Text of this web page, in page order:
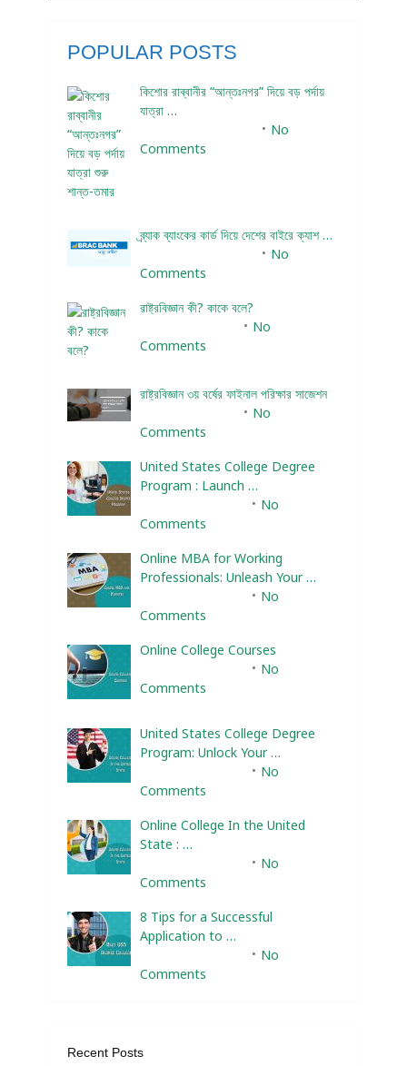
POPULAR POSTS
কিশোর রাব্বানীর “আন্তঃনগর” দিয়ে বড় পর্দায়
যাত্রা …
No
Comments
ব্র্যাক ব্যাংকের কার্ড দিয়ে দেশের বাইরে ক্যাশ …
No
Comments
রাষ্ট্রবিজ্ঞান কী? কাকে বলে?
No
Comments
রাষ্ট্রবিজ্ঞান ৩য় বর্ষের ফাইনাল পরিক্ষার সাজেশন
No
Comments
United States College Degree
Program : Launch …
No
Comments
Online MBA for Working
Professionals: Unleash Your …
No
Comments
Online College Courses
No
Comments
United States College Degree
Program: Unlock Your …
No
Comments
Online College In the United
State : …
No
Comments
8 Tips for a Successful
Application to …
No
Comments
Recent Posts